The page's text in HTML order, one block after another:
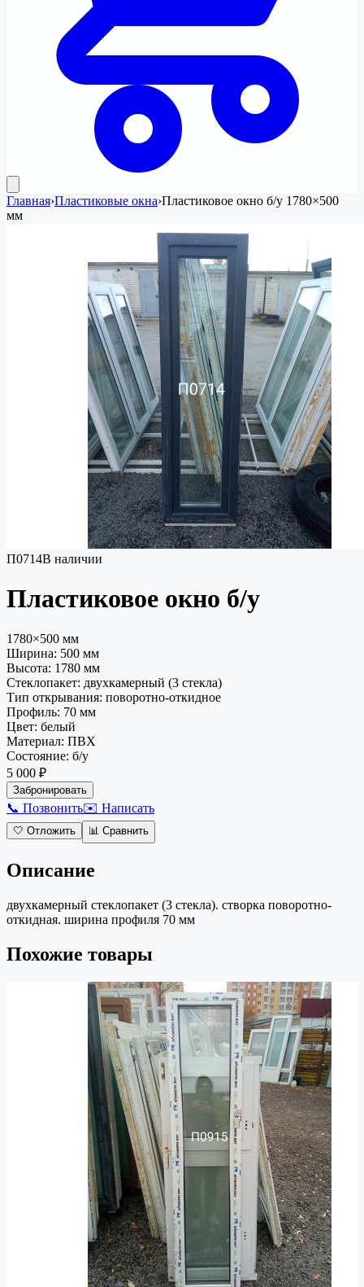
Главная›Пластиковые окна›Пластиковое окно б/у 1780×500
мм
П0714В наличии
Пластиковое окно б/у
1780×500 мм
Ширина: 500 мм
Высота: 1780 мм
Стеклопакет: двухкамерный (3 стекла)
Тип открывания: поворотно-откидное
Профиль: 70 мм
Цвет: белый
Материал: ПВХ
Состояние: б/у
5 000 ₽
Забронировать
📞 Позвонить✉️ Написать
🤍 Отложить 📊 Сравнить
Описание
двухкамерный стеклопакет (3 стекла). створка поворотно-
откидная. ширина профиля 70 мм
Похожие товары